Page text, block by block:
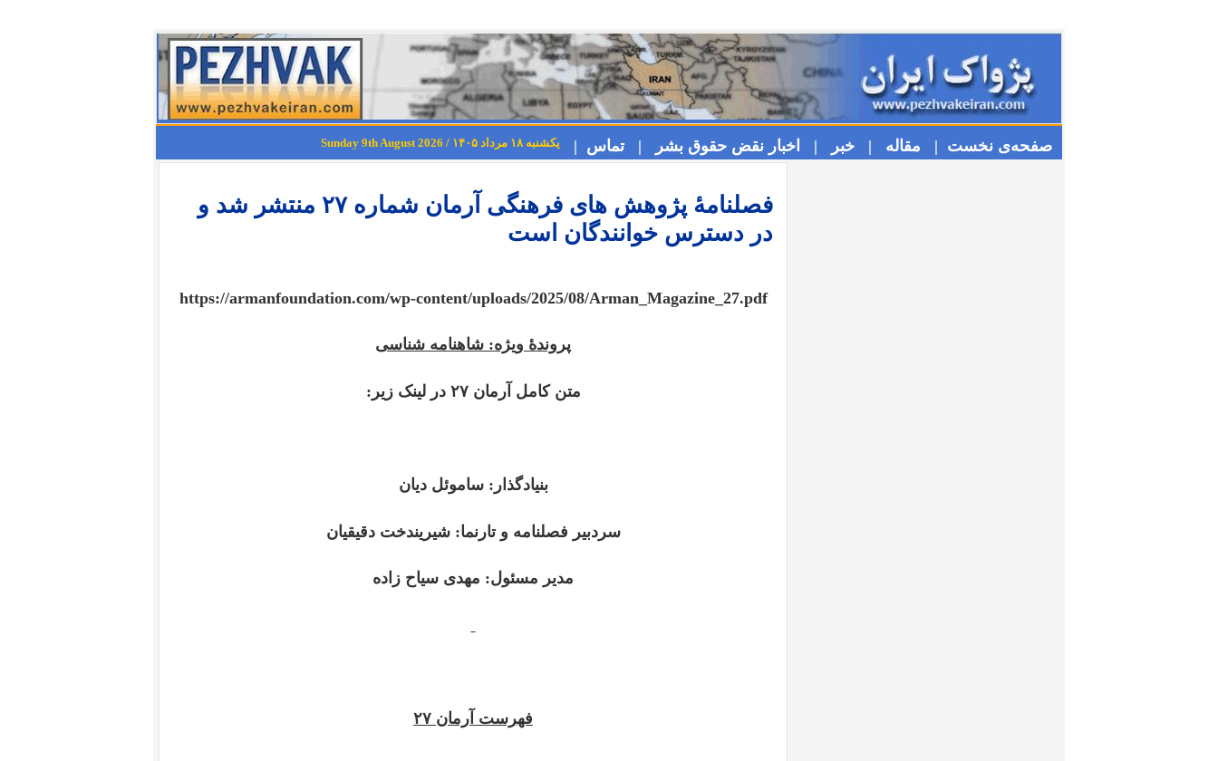
صفحه‌ی نخست | مقاله | خبر | اخبار نقض حقوق بشر | تماس | یکشنبه ۱۸ مرداد ۱۴۰۵ / Sunday 9th August 2026
فصلنامۀ پژوهش های فرهنگی آرمان شماره ۲۷ منتشر شد و
در دسترس خوانندگان است
https://armanfoundation.com/wp-content/uploads/2025/08/Arman_Magazine_27.pdf
پروندۀ ویژه: شاهنامه شناسی
متن کامل آرمان ۲۷ در لینک زیر:
بنیادگذار: ساموئل دیان
سردبیر فصلنامه و تارنما: شیریندخت دقیقیان
مدیر مسئول: مهدی سیاح زاده
فهرست آرمان ۲۷